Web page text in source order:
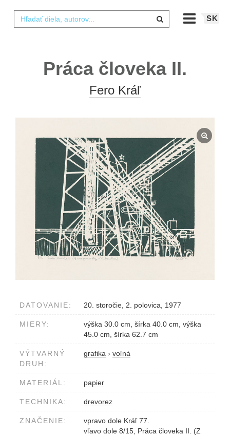
SK
Práca človeka II.
Fero Kráľ
DATOVANIE: 20. storočie, 2. polovica, 1977
MIERY:
výška 30.0 cm, šírka 40.0 cm, výška
45.0 cm, šírka 62.7 cm
VÝTVARNÝ
DRUH:
grafika › voľná
MATERIÁL: papier
TECHNIKA: drevorez
ZNAČENIE:
vpravo dole Kráľ 77.
vľavo dole 8/15, Práca človeka II. (Z